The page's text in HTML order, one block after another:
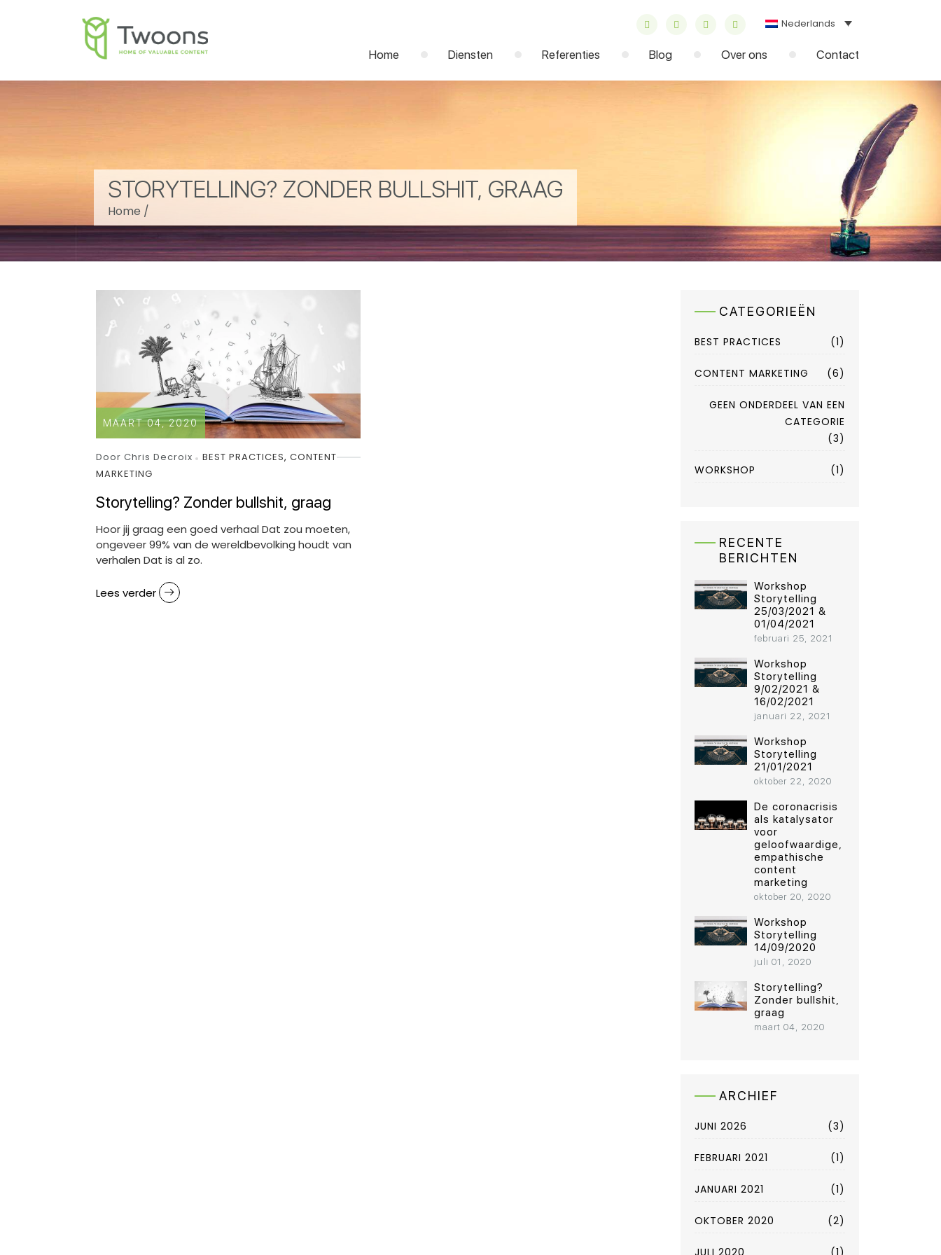
Nederlands
Home Diensten Referenties Blog Over ons Contact
STORYTELLING? ZONDER BULLSHIT, GRAAG
Home /
MAART 04, 2020
Door Chris Decroix BEST PRACTICES, CONTENT
MARKETING
Storytelling? Zonder bullshit, graag
Hoor jij graag een goed verhaal Dat zou moeten,
ongeveer 99% van de wereldbevolking houdt van
verhalen Dat is al zo.
Lees verder
CATEGORIEËN
BEST PRACTICES (1)
CONTENT MARKETING (6)
GEEN ONDERDEEL VAN EEN
CATEGORIE
(3)
WORKSHOP (1)
RECENTE
BERICHTEN
Workshop
Storytelling
25/03/2021 &
01/04/2021
februari 25, 2021
Workshop
Storytelling
9/02/2021 &
16/02/2021
januari 22, 2021
Workshop
Storytelling
21/01/2021
oktober 22, 2020
De coronacrisis
als katalysator
voor
geloofwaardige,
empathische
content
marketing
oktober 20, 2020
Workshop
Storytelling
14/09/2020
juli 01, 2020
Storytelling?
Zonder bullshit,
graag
maart 04, 2020
ARCHIEF
JUNI 2026 (3)
FEBRUARI 2021 (1)
JANUARI 2021 (1)
OKTOBER 2020 (2)
JULI 2020 (1)